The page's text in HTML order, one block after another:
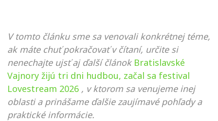
V tomto článku sme sa venovali konkrétnej téme,
ak máte chuť pokračovať v čítaní, určite si
nenechajte ujsť aj ďalší článok Bratislavské
Vajnory žijú tri dni hudbou, začal sa festival
Lovestream 2026 , v ktorom sa venujeme inej
oblasti a prinášame ďalšie zaujímavé pohľady a
praktické informácie.